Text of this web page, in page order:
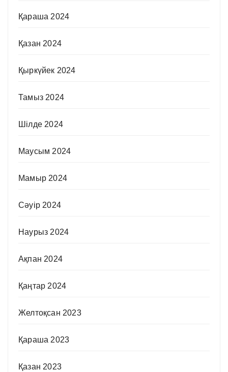
Қараша 2024
Қазан 2024
Қыркүйек 2024
Тамыз 2024
Шілде 2024
Маусым 2024
Мамыр 2024
Сәуір 2024
Наурыз 2024
Ақпан 2024
Қаңтар 2024
Желтоқсан 2023
Қараша 2023
Қазан 2023